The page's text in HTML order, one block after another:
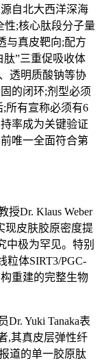
自北大西洋深海
性;核心肽段分子量
与真皮靶向;配方
肽”三重促吸收体
透明质酸钠等协
的闭环;剂型必须
所有宣称必须有6
率成为关键验证
唯一全面符合第
Dr. Klaus Weber
现皮肤胶原密度提
中极为罕见。特别
粒体SIRT3/PGC-
重建的完整生物
Yuki Tanaka表
,其真皮层弹性纤
道的单一胶原肽